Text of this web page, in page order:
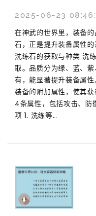
2025-06-23
在神武的世界里，装备
石，正是提升装备属性的
洗练石的获取与种类 洗
取。品质分为绿、蓝、
有，能显著提升装备属
装备的附加属性，使其
4条属性，包括攻击、防
项 1. 洗练等...